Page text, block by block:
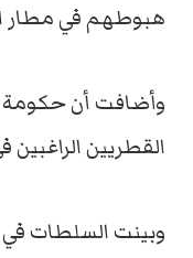
هبوطهم في مطار
وأضافت أن حكومة
القطريين
وبينت السلطات